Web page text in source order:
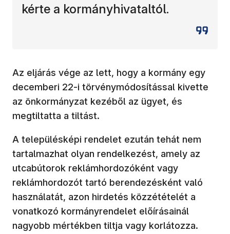
kérte a kormányhivataltól.
Az eljárás vége az lett, hogy a kormány egy
decemberi 22-i törvénymódosítással kivette
az önkormányzat kezéből az ügyet, és
megtiltatta a tiltást.
A településképi rendelet ezután tehát nem
tartalmazhat olyan rendelkezést, amely az
utcabútorok reklámhordozóként vagy
reklámhordozót tartó berendezésként való
használatát, azon hirdetés közzétételét a
vonatkozó kormányrendelet előírásainál
nagyobb mértékben tiltja vagy korlátozza.